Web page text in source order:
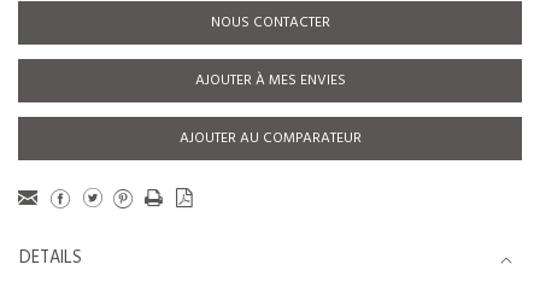
NOUS CONTACTER
AJOUTER À MES ENVIES
AJOUTER AU COMPARATEUR
DETAILS